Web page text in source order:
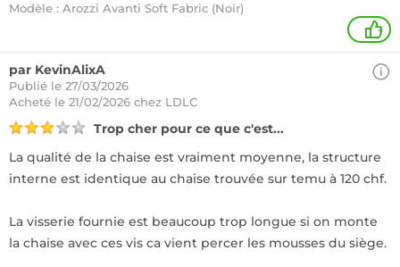
Modèle : Arozzi Avanti Soft Fabric (Noir)
+
par KevinAlixA
Publié le 27/03/2026
Acheté le 21/02/2026 chez LDLC
Trop cher pour ce que c'est...
La qualité de la chaise est vraiment moyenne, la structure
interne est identique au chaise trouvée sur temu à 120 chf.
La visserie fournie est beaucoup trop longue si on monte
la chaise avec ces vis ca vient percer les mousses du siège.